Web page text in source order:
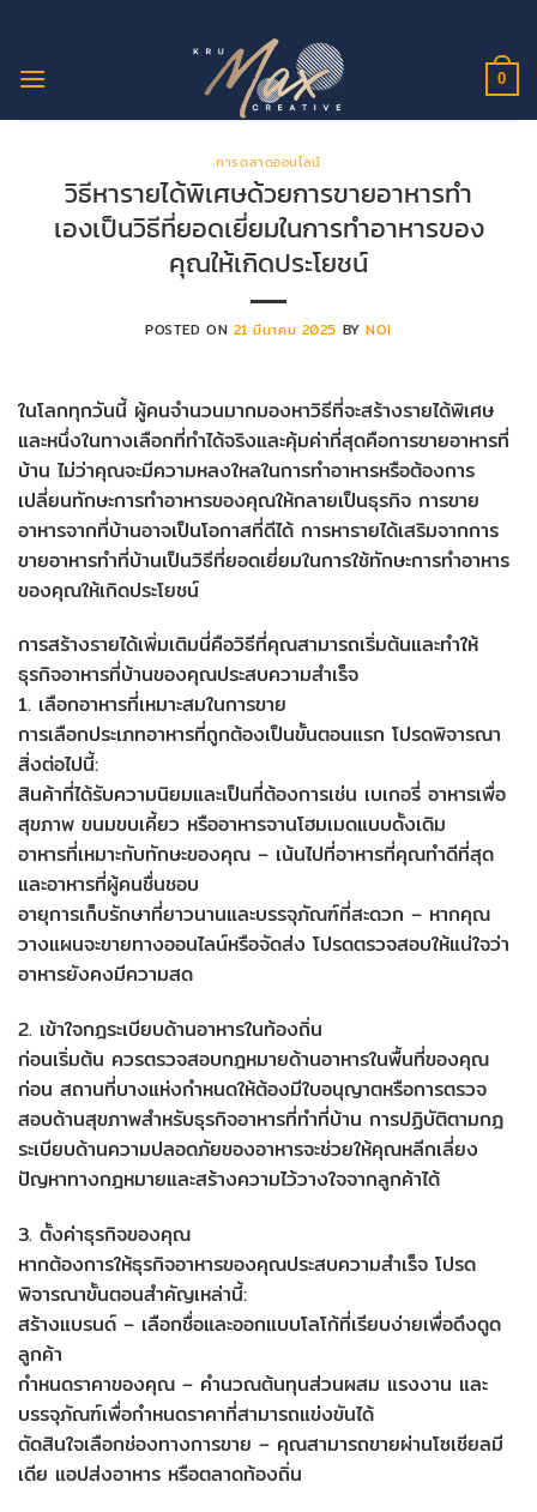
ยัง
0
การตลาดออนไลน์
วิธีหารายได้พิเศษด้วยการขายอาหารทำ
เองเป็นวิธีที่ยอดเยี่ยมในการทำอาหารของ
คุณให้เกิดประโยชน์
POSTED ON 21 มีนาคม 2025 BYNOI
ในโลกทุกวันนี้ ผู้คนจำนวนมากมองหาวิธีที่จะสร้างรายได้พิเศษ
และหนึ่งในทางเลือกที่ทำได้จริงและคุ้มค่าที่สุดคือการขายอาหารที่
บ้าน ไม่ว่าคุณจะมีความหลงใหลในการทำอาหารหรือต้องการ
เปลี่ยนทักษะการทำอาหารของคุณให้กลายเป็นธุรกิจ การขาย
อาหารจากที่บ้านอาจเป็นโอกาสที่ดีได้ การหารายได้เสริมจากการ
ขายอาหารทำที่บ้านเป็นวิธีที่ยอดเยี่ยมในการใช้ทักษะการทำอาหาร
ของคุณให้เกิดประโยชน์
การสร้างรายได้เพิ่มเติมนี่คือวิธีที่คุณสามารถเริ่มต้นและทำให้
ธุรกิจอาหารที่บ้านของคุณประสบความสำเร็จ
1. เลือกอาหารที่เหมาะสมในการขาย
การเลือกประเภทอาหารที่ถูกต้องเป็นขั้นตอนแรก โปรดพิจารณา
สิ่งต่อไปนี้:
สินค้าที่ได้รับความนิยมและเป็นที่ต้องการเช่น เบเกอรี่ อาหารเพื่อ
สุขภาพ ขนมขบเคี้ยว หรืออาหารจานโฮมเมดแบบดั้งเดิม
อาหารที่เหมาะกับทักษะของคุณ – เน้นไปที่อาหารที่คุณทำดีที่สุด
และอาหารที่ผู้คนชื่นชอบ
อายุการเก็บรักษาที่ยาวนานและบรรจุภัณฑ์ที่สะดวก – หากคุณ
วางแผนจะขายทางออนไลน์หรือจัดส่ง โปรดตรวจสอบให้แน่ใจว่า
อาหารยังคงมีความสด
2. เข้าใจกฎระเบียบด้านอาหารในท้องถิ่น
ก่อนเริ่มต้น ควรตรวจสอบกฎหมายด้านอาหารในพื้นที่ของคุณ
ก่อน สถานที่บางแห่งกำหนดให้ต้องมีใบอนุญาตหรือการตรวจ
สอบด้านสุขภาพสำหรับธุรกิจอาหารที่ทำที่บ้าน การปฏิบัติตามกฎ
ระเบียบด้านความปลอดภัยของอาหารจะช่วยให้คุณหลีกเลี่ยง
ปัญหาทางกฎหมายและสร้างความไว้วางใจจากลูกค้าได้
3. ตั้งค่าธุรกิจของคุณ
หากต้องการให้ธุรกิจอาหารของคุณประสบความสำเร็จ โปรด
พิจารณาขั้นตอนสำคัญเหล่านี้:
สร้างแบรนด์ – เลือกชื่อและออกแบบโลโก้ที่เรียบง่ายเพื่อดึงดูด
ลูกค้า
กำหนดราคาของคุณ – คำนวณต้นทุนส่วนผสม แรงงาน และ
บรรจุภัณฑ์เพื่อกำหนดราคาที่สามารถแข่งขันได้
ตัดสินใจเลือกช่องทางการขาย – คุณสามารถขายผ่านโซเชียลมี
เดีย แอปส่งอาหาร หรือตลาดท้องถิ่น